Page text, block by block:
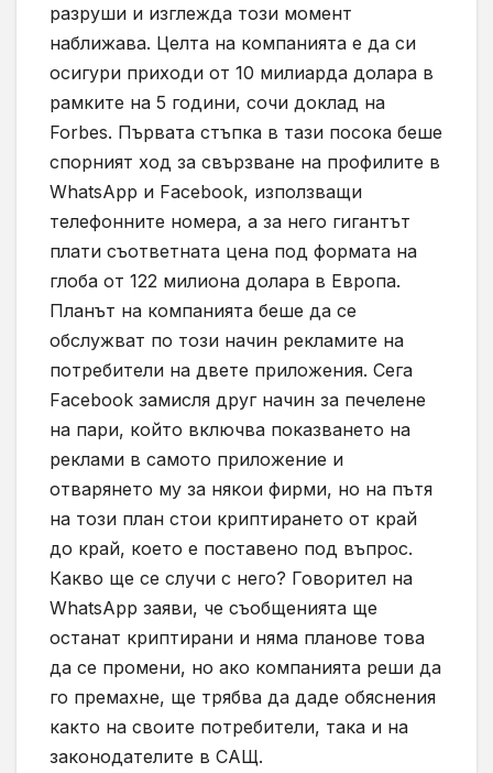
разруши и изглежда този момент
наближава. Целта на компанията е да си
осигури приходи от 10 милиарда долара в
рамките на 5 години, сочи доклад на
Forbes. Първата стъпка в тази посока беше
спорният ход за свързване на профилите в
WhatsApp и Facebook, използващи
телефонните номера, а за него гигантът
плати съответната цена под формата на
глоба от 122 милиона долара в Европа.
Планът на компанията беше да се
обслужват по този начин рекламите на
потребители на двете приложения. Сега
Facebook замисля друг начин за печелене
на пари, който включва показването на
реклами в самото приложение и
отварянето му за някои фирми, но на пътя
на този план стои криптирането от край
до край, което е поставено под въпрос.
Какво ще се случи с него? Говорител на
WhatsApp заяви, че съобщенията ще
останат криптирани и няма планове това
да се промени, но ако компанията реши да
го премахне, ще трябва да даде обяснения
както на своите потребители, така и на
законодателите в САЩ.